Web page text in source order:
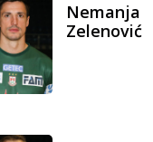
Nemanja
Zelenović